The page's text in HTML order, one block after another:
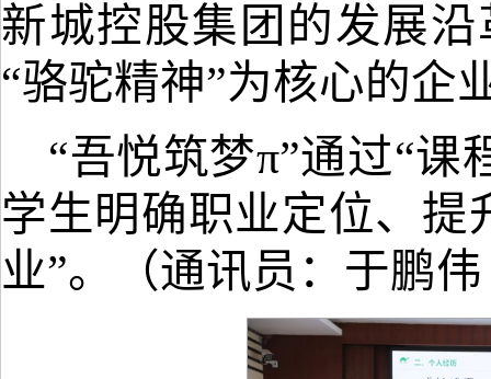
新城控股集团的发展
“骆驼精神”为核心的企
“吾悦筑梦π”通过“课
学生明确职业定位、提
业”。（通讯员：于鹏伟